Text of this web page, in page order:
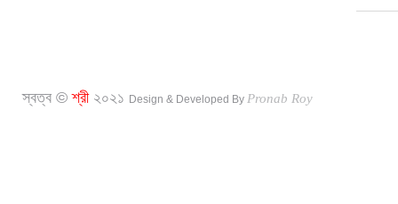
স্বত্ব ©শ্রী ২০২১ Design & Developed By Pronab Roy